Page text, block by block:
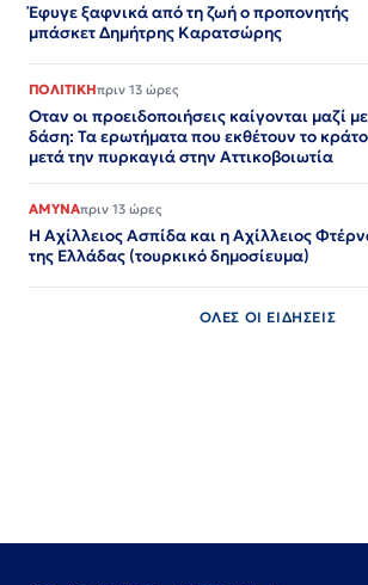
Έφυγε ξαφνικά από τη ζωή ο προπονητής
μπάσκετ Δημήτρης Καρατσώρης
ΠΟΛΙΤΙΚΗπριν 13 ώρες
Οταν οι προειδοποιήσεις καίγονται μαζί
δάση: Τα ερωτήματα που εκθέτουν το
μετά την πυρκαγιά στην Αττικοβοιωτία
ΑΜΥΝΑπριν 13 ώρες
Η Αχίλλειος Ασπίδα και η Αχίλλειος
της Ελλάδας (τουρκικό δημοσίευμα)
ΟΛΕΣ ΟΙ ΕΙΔΗΣΕΙΣ